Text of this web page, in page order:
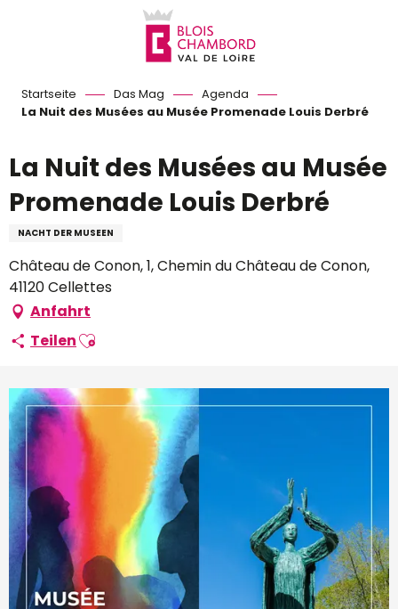
Startseite Das Mag
Agenda
La Nuit des Musées au Musée Promenade Louis Derbré
La Nuit des Musées au Musée
Promenade Louis Derbré
NACHT DER MUSEEN
Château de Conon, 1, Chemin du Château de Conon,
41120 Cellettes
Anfahrt
TeilenAjouter aux favoris